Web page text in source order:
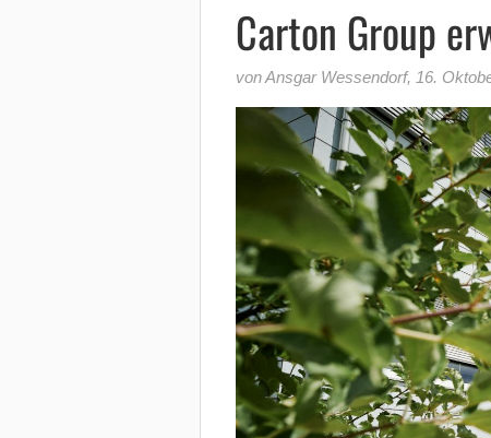
Carton Group
von Ansgar Wessendorf, 16.